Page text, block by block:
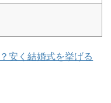
安く結婚式を挙げる